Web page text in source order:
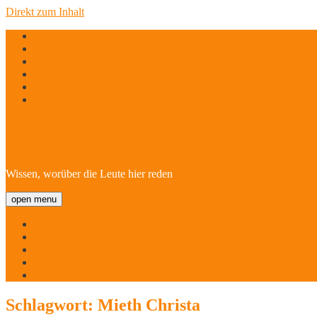
Direkt zum Inhalt
Wissen, worüber die Leute hier reden
open menu
Schlagwort: Mieth Christa